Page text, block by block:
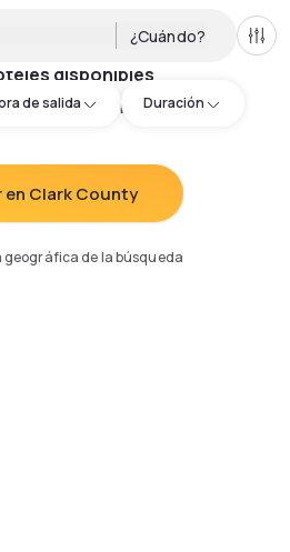
¿Cuándo?
de salida Duración
disponibles
criterios de búsqueda:
en Clark County
geográfica de la búsqueda